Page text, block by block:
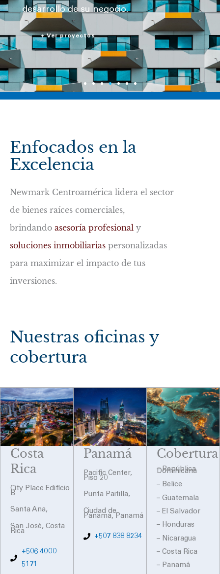
+ Ver proyecto
Enfocados en la
Excelencia
Newmark Centroamérica lidera el sector
de bienes raíces comerciales,
brindando asesoría profesional y
soluciones inmobiliarias personalizadas
para maximizar el impacto de tus
inversiones.
Nuestras oficinas y
cobertura
Costa
Rica
City Place Edificio
B
Santa Ana,
San José, Costa
Rica
+506 4000
5171
Panamá
Pacific Center,
Piso 20
Punta Paitilla,
Ciudad de
Panamá, Panamá
+507 838 8234
Cobertura
– República
Dominicana
– Belice
– Guatemala
– El Salvador
– Honduras
– Nicaragua
– Costa Rica
– Panamá